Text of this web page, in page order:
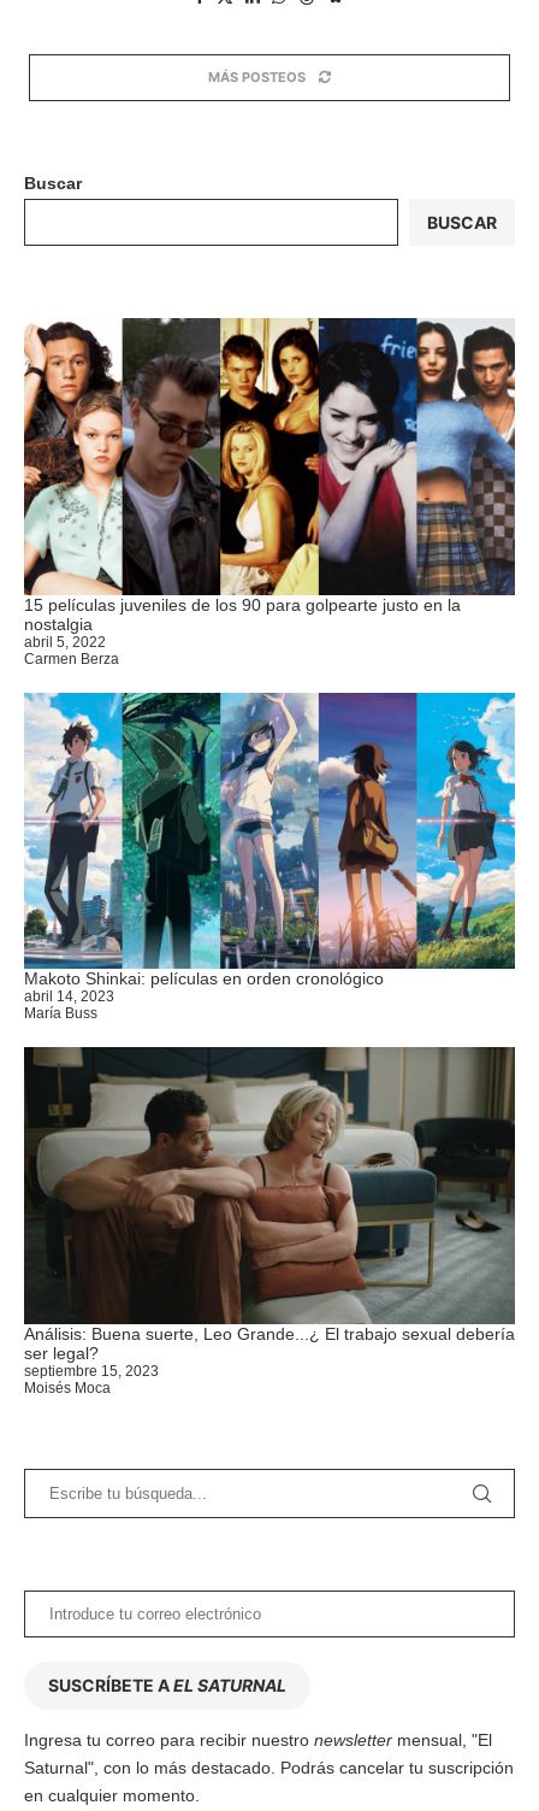
MÁS POSTEOS
Buscar
BUSCAR
15 películas juveniles de los 90 para golpearte justo en la
nostalgia
abril 5, 2022
Carmen Berza
Makoto Shinkai: películas en orden cronológico
abril 14, 2023
María Buss
Análisis: Buena suerte, Leo Grande...¿ El trabajo sexual debería
ser legal?
septiembre 15, 2023
Moisés Moca
SUSCRÍBETE AEL SATURNAL
Ingresa tu correo para recibir nuestro newsletter mensual, "El
Saturnal", con lo más destacado. Podrás cancelar tu suscripción
en cualquier momento.